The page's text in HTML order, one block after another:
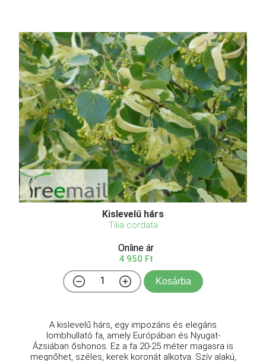
Kislevelű hárs
Tilia cordata
Online ár
4 950 Ft
Kosárba
A kislevelű hárs, egy impozáns és elegáns
lombhullató fa, amely Európában és Nyugat-
Ázsiában őshonos. Ez a fa 20-25 méter magasra is
megnőhet, széles, kerek koronát alkotva. Szív alakú,